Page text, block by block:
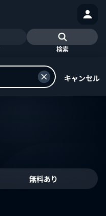
検索
キャンセル
無料あり